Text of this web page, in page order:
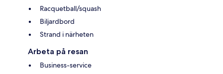
Racquetball/squash
Biljardbord
Strand i närheten
Arbeta på resan
Business-service